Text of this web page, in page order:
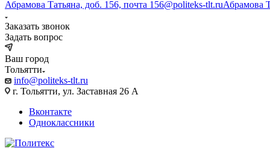
Абрамова Татьяна, доб. 156, почта 156@politeks-tlt.ruАбрамова
Заказать звонок
Задать вопрос
Ваш город
Тольятти
info@politeks-tlt.ru
г. Тольятти, ул. Заставная 26 А
Вконтакте
Одноклассники